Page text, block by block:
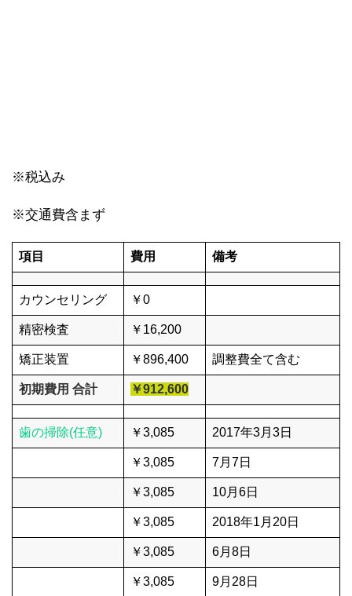
※税込み
※交通費含まず
項目 費用 備考
カウンセリング ￥0
精密検査 ￥16,200
矯正装置 ￥896,400 調整費全て含む
初期費用 合計 ￥912,600
歯の掃除(任意) ￥3,085 2017年3月3日
￥3,085 7月7日
￥3,085 10月6日
￥3,085 2018年1月20日
￥3,085 6月8日
￥3,085 9月28日